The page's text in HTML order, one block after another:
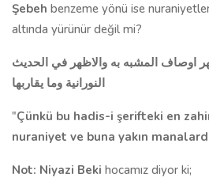
Şebeh benzeme yönü ise
altında yürünür değil mi?
اوصاف المشبه به والاظهر في الحديث
"Çünkü bu hadis-i şerifteki en
nuraniyet ve buna yakın
Not: Niyazi Beki hocamız diyor ki;